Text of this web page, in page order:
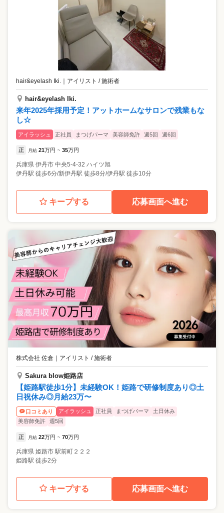
hair&eyelash Iki. アイリスト / 施術者
hair&eyelash Iki.
来年2025年採用予定！アットホームなサロンで残業もな
し☆
アイラッシュ 正社員 まつげパーマ 美容師免許 週5回 週6回
正 月給 21万円 ~ 35万円
兵庫県 伊丹市 中央5-4-32 ハイツ旭
伊丹駅 徒歩6分/新伊丹駅 徒歩8分/伊丹駅 徒歩10分
キープする 応募画面へ進む
株式会社 佐倉 ｜ アイリスト / 施術者
Sakura blow姫路店
【姫路駅徒歩1分】未経験OK！姫路で研修制度あり◎土
日祝休み◎月給23万〜
口コミあり アイラッシュ 正社員 まつげパーマ
土日休み
美容師免許
週5回
正 月給 22万円 ~ 70万円
兵庫県 姫路市 駅前町２２２
姫路駅 徒歩2分
キープする 応募画面へ進む